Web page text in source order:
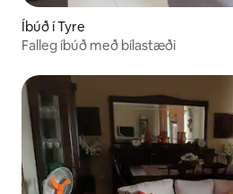
Íbúð í Tyre
Falleg íbúð með bílastæði